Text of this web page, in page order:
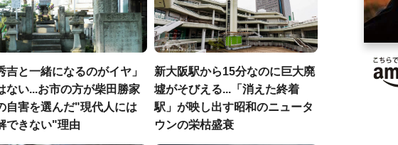
吉と一緒になるのがイヤ」
ない...お市の方が柴田勝家
自害を選んだ"現代人には
できない"理由
新大阪駅から15分なのに巨大廃
墟がそびえる...「消えた終着
駅」が映し出す昭和のニュータ
ウンの栄枯盛衰